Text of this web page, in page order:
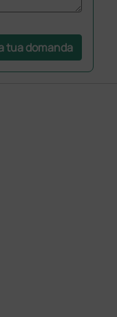
tua domanda